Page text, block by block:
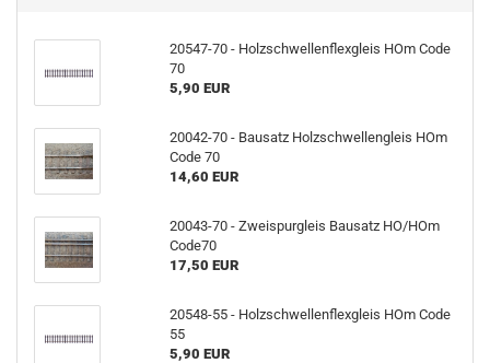
20547-70 - Holzschwellenflexgleis HOm Code
70
5,90 EUR
20042-70 - Bausatz Holzschwellengleis HOm
Code 70
14,60 EUR
20043-70 - Zweispurgleis Bausatz HO/HOm
Code70
17,50 EUR
20548-55 - Holzschwellenflexgleis HOm Code
55
5,90 EUR